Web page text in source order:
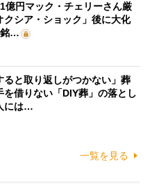
億円マック・チェリーさん厳
クシア・ショック」後に大化
銘…
ると取り返しがつかない」葬
を借りない「DIY葬」の落とし
には…
一覧を見る